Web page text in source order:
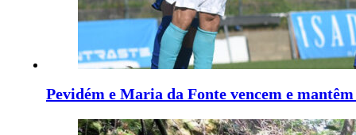
Pevidém e Maria da Fonte vencem e